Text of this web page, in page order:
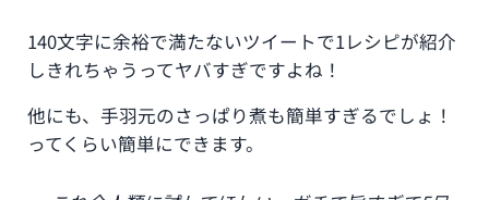
140文字に余裕で満たないツイートで1レシピが紹介
しきれちゃうってヤバすぎですよね！
他にも、手羽元のさっぱり煮も簡単すぎるでしょ！
ってくらい簡単にできます。